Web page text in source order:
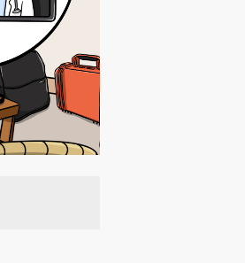
ce qu’on